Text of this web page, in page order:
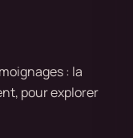
: la
pour explorer